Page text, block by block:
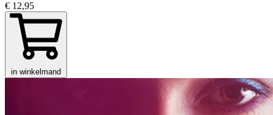
€ 12,95
in winkelmand